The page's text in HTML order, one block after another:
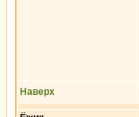
Наверх